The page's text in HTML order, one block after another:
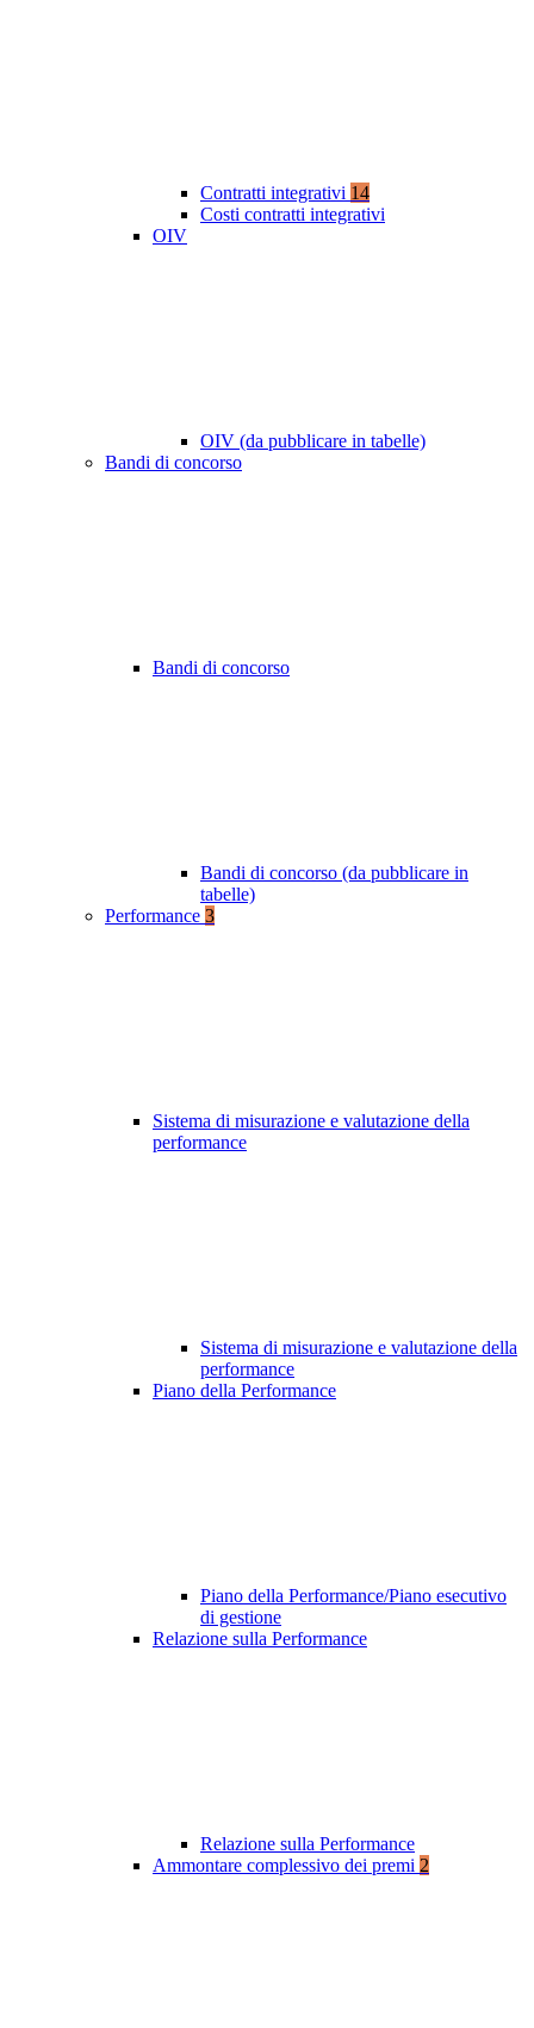
Contratti integrativi 14
Costi contratti integrativi
OIV
OIV (da pubblicare in tabelle)
Bandi di concorso
Bandi di concorso
Bandi di concorso (da pubblicare in
tabelle)
Performance 3
Sistema di misurazione e valutazione della
performance
Sistema di misurazione e valutazione della
performance
Piano della Performance
Piano della Performance/Piano esecutivo
di gestione
Relazione sulla Performance
Relazione sulla Performance
Ammontare complessivo dei premi 2